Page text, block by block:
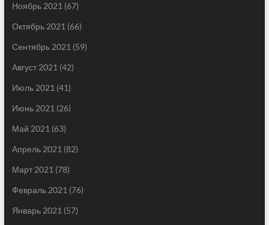
Ноябрь 2021 (67)
Октябрь 2021 (66)
Сентябрь 2021 (59)
Август 2021 (42)
Июль 2021 (41)
Июнь 2021 (26)
Май 2021 (63)
Апрель 2021 (82)
Март 2021 (78)
Февраль 2021 (76)
Январь 2021 (57)